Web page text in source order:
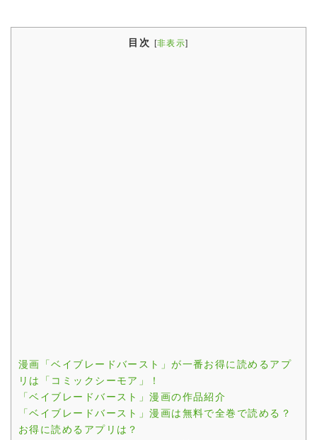
目次 [非表示]
漫画「ベイブレードバースト」が一番お得に読めるアプ
リは「コミックシーモア」！
「ベイブレードバースト」漫画の作品紹介
「ベイブレードバースト」漫画は無料で全巻で読める？
お得に読めるアプリは？